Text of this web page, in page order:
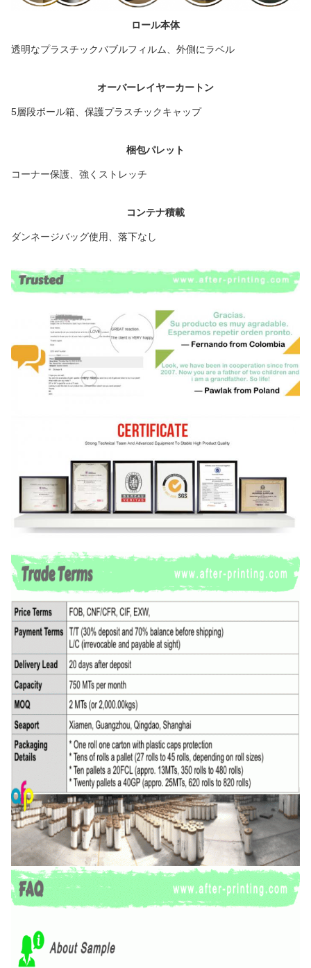
ロール本体
透明なプラスチックバブルフィルム、外側にラベル
オーバーレイヤーカートン
5層段ボール箱、保護プラスチックキャップ
梱包パレット
コーナー保護、強くストレッチ
コンテナ積載
ダンネージバッグ使用、落下なし